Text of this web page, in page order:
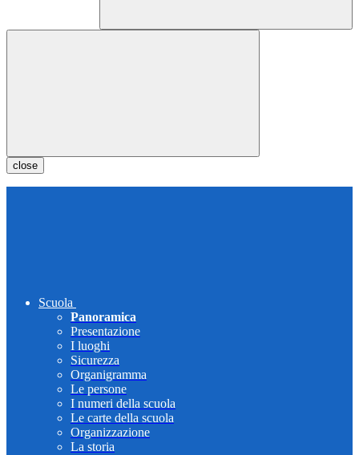
close
Scuola
Panoramica
Presentazione
I luoghi
Sicurezza
Organigramma
Le persone
I numeri della scuola
Le carte della scuola
Organizzazione
La storia